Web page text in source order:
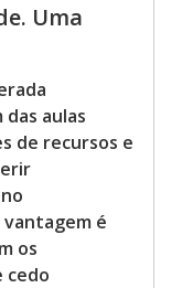
Uma
aulas
de recursos e
é
os
cedo